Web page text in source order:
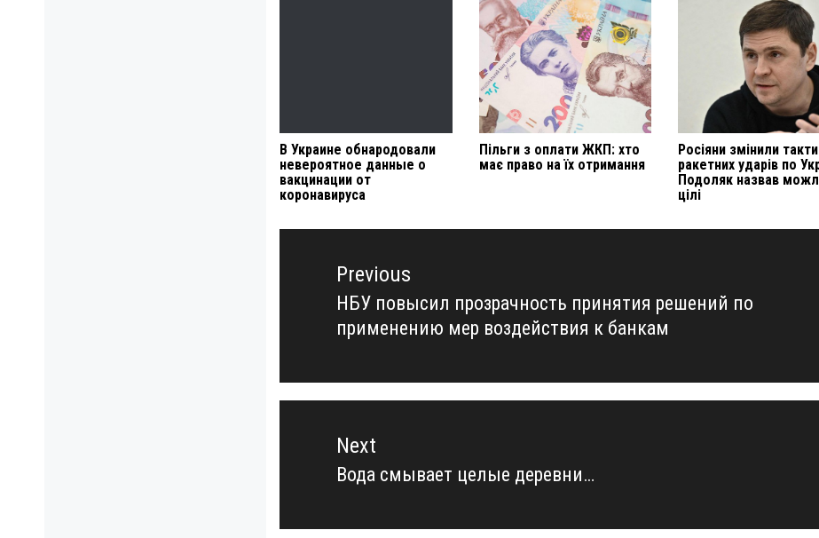
В Украине обнародовали
невероятное данные о
вакцинации от
коронавируса
Пільги з оплати ЖКП: хто
має право на їх отримання
Росіяни змінили
ракетних ударів по
Подоляк назвав
цілі
Навигация
записямPrevious
Previous
post:
НБУ повысил прозрачность принятия решений по
применению мер воздействия к банкам
Next
Next
Вода смывает целые деревни…